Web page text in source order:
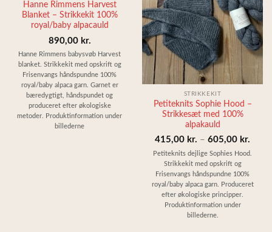
Hanne Rimmens Harvest
Blanket – Strikkekit 100%
royal/baby alpacauld
890,00 kr.
Hanne Rimmens babysvøb Harvest
blanket. Strikkekit med opskrift og
Frisenvangs håndspundne 100%
royal/baby alpaca garn. Garnet er
bæredygtigt, håndspundet og
produceret efter økologiske
metoder. Produktinformation under
billederne
STRIKKEKIT
Petiteknits Sophie Hood –
Strikkesæt med 100%
alpakauld
415,00 kr. – 605,00 kr.
Petiteknits dejlige Sophies Hood.
Strikkekit med opskrift og
Frisenvangs håndspundne 100%
royal/baby alpaca garn. Produceret
efter økologiske principper.
Produktinformation under
billederne.